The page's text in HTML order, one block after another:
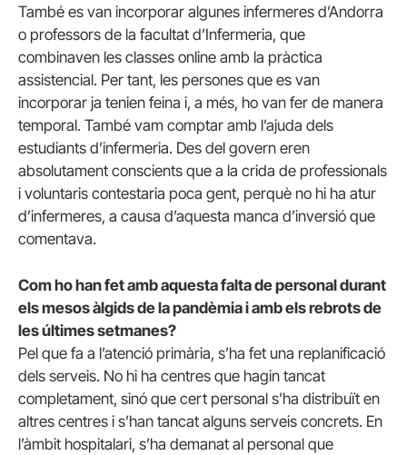
També es van incorporar algunes infermeres d’Andorra
o professors de la facultat d’Infermeria, que
combinaven les classes online amb la pràctica
assistencial. Per tant, les persones que es van
incorporar ja tenien feina i, a més, ho van fer de manera
temporal. També vam comptar amb l’ajuda dels
estudiants d’infermeria. Des del govern eren
absolutament conscients que a la crida de professionals
i voluntaris contestaria poca gent, perquè no hi ha atur
d’infermeres, a causa d’aquesta manca d’inversió que
comentava.
Com ho han fet amb aquesta falta de personal durant
els mesos àlgids de la pandèmia i amb elsrebrots de
les últimes setmanes?
Pel que fa a l’atenció primària, s’ha fet una replanificació
dels serveis. No hi ha centres que hagin tancat
completament, sinó que cert personal s’ha distribuït en
altres centres i s’han tancat alguns serveis concrets. En
l’àmbit hospitalari, s’ha demanat al personal que